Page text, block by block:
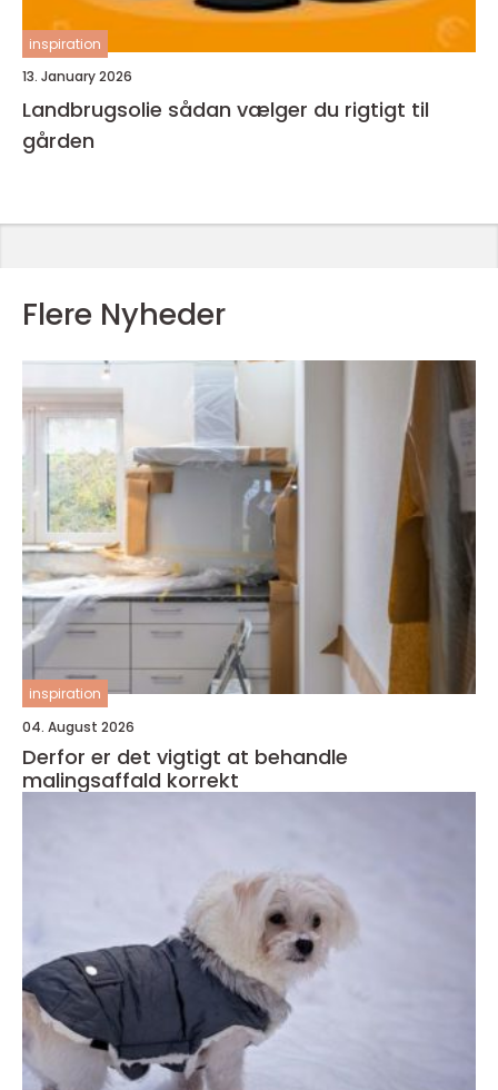
inspiration
13. January 2026
Landbrugsolie sådan vælger du rigtigt til
gården
Flere Nyheder
inspiration
04. August 2026
Derfor er det vigtigt at behandle
malingsaffald korrekt